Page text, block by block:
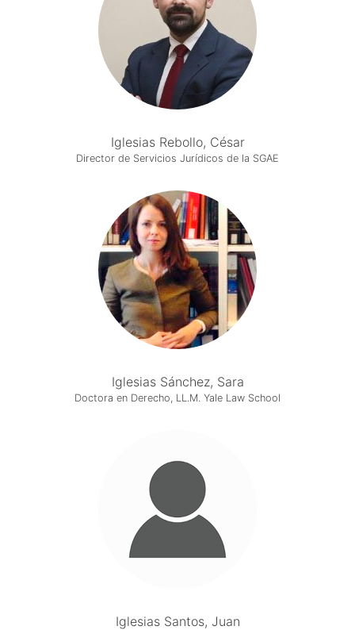
Iglesias Rebollo, César
Director de Servicios Jurídicos de la SGAE
Iglesias Sánchez, Sara
Doctora en Derecho, LL.M. Yale Law School
Iglesias Santos, Juan